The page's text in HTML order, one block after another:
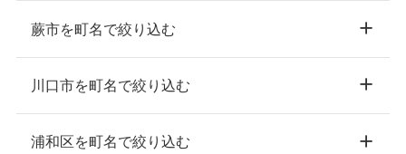
蕨市を町名で絞り込む
川口市を町名で絞り込む
浦和区を町名で絞り込む